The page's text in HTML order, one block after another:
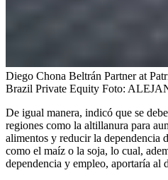
Diego Chona Beltrán Partner at
Brazil Private Equity Foto:
De igual manera, indicó que se
regiones como la altillanura para
alimentos y reducir la dependencia
como el maíz o la soja, lo cual,
dependencia y empleo, aportaría al